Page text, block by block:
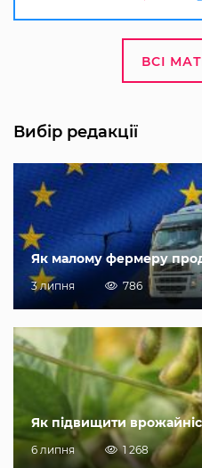
ВСІ
Вибір редакції
Як малому фермеру
3 липня 786
Як підвищити
6 липня 1 268